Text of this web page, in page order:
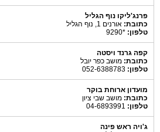
פרנג'ליקו נוף הגליל
כתובת: אורנים 1, נוף הגליל
טלפון: *9290
קפה גרנד ויסטה
כתובת: מושב כפר יובל
טלפון:
מועדון ארוחת בוקר
כתובת: מושב שבי ציון
טלפון:
ג'ויה ראש פינה